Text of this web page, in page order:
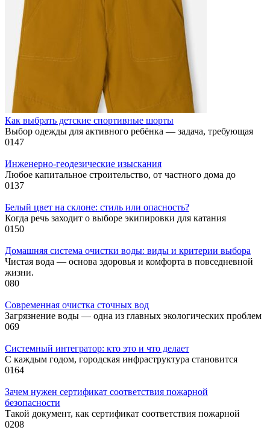
Как выбрать детские спортивные шорты
Выбор одежды для активного ребёнка — задача, требующая
0147
Инженерно-геодезические изыскания
Любое капитальное строительство, от частного дома до
0137
Белый цвет на склоне: стиль или опасность?
Когда речь заходит о выборе экипировки для катания
0150
Домашняя система очистки воды: виды и критерии выбора
Чистая вода — основа здоровья и комфорта в повседневной
жизни.
080
Современная очистка сточных вод
Загрязнение воды — одна из главных экологических проблем
069
Системный интегратор: кто это и что делает
С каждым годом, городская инфраструктура становится
0164
Зачем нужен сертификат соответствия пожарной
безопасности
Такой документ, как сертификат соответствия пожарной
0208